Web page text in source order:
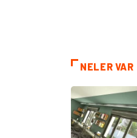
NELER VAR